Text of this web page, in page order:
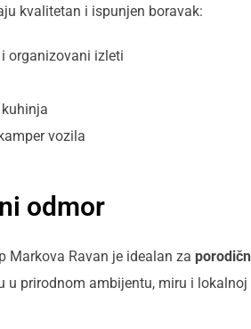
kvalitetan i ispunjen boravak:
organizovani izleti
vozila
odmor
Ravan je idealan za
u prirodnom ambijentu, miru i